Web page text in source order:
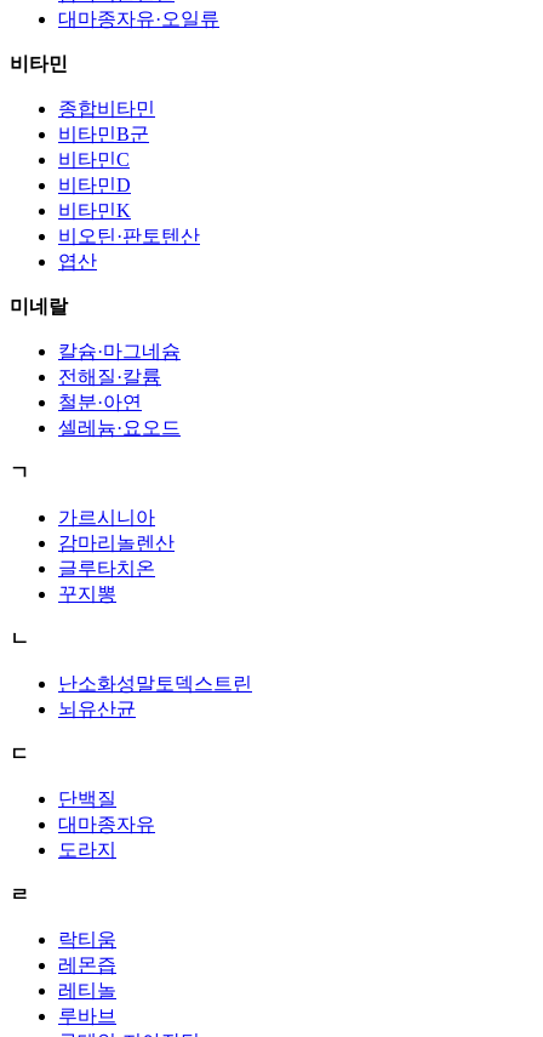
대마종자유·오일류
비타민
종합비타민
비타민B군
비타민C
비타민D
비타민K
비오틴·판토텐산
엽산
미네랄
칼슘·마그네슘
전해질·칼륨
철분·아연
셀레늄·요오드
ㄱ
가르시니아
감마리놀렌산
글루타치온
꾸지뽕
ㄴ
난소화성말토덱스트린
뇌유산균
ㄷ
단백질
대마종자유
도라지
ㄹ
락티움
레몬즙
레티놀
루바브